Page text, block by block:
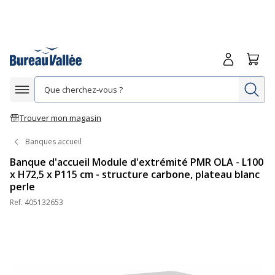
Afficher la navigation
Trouver mon magasin
Me
Banques accueil
Banque d'accueil Module d'extrémité PMR OLA - L100
x H72,5 x P115 cm - structure carbone, plateau blanc
perle
Ref. 405132653